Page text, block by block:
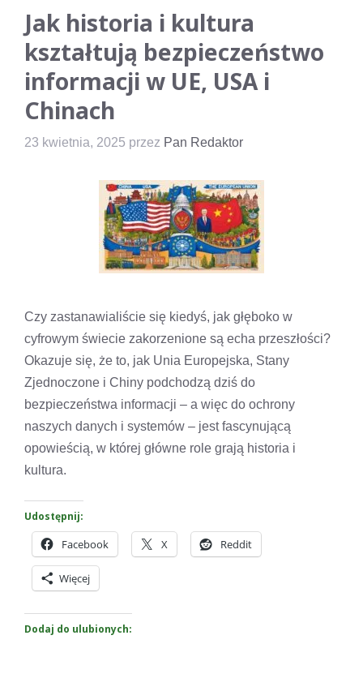
Jak historia i kultura
kształtują bezpieczeństwo
informacji w UE, USA i
Chinach
23 kwietnia, 2025 przez Pan Redaktor
Czy zastanawialiście się kiedyś, jak głęboko w
cyfrowym świecie zakorzenione są echa przeszłości?
Okazuje się, że to, jak Unia Europejska, Stany
Zjednoczone i Chiny podchodzą dziś do
bezpieczeństwa informacji – a więc do ochrony
naszych danych i systemów – jest fascynującą
opowieścią, w której główne role grają historia i
kultura.
Udostępnij:
Facebook X Reddit
Więcej
Dodaj do ulubionych: